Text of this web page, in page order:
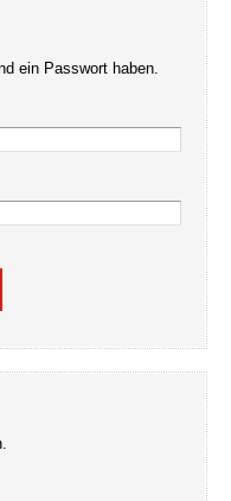
ein Passwort haben.